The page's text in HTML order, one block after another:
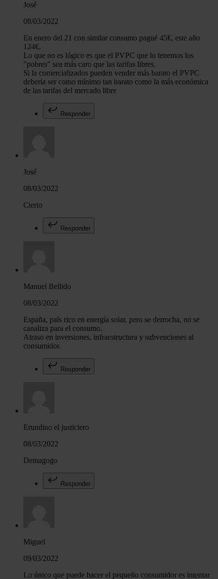
José
08/03/2022
En enero del 21 con similar consumo pagué 45€, este año
124€.
Lo que no es lógico es que el PVPC que lo tenemos los
"pobres" sea más caro que las tarifas libres.
Si la comercializados pueden vender más barato el PVPC
debería ser como mínimo tan barato como la más económica
de las tarifas del mercado libre
Responder
José
08/03/2022
Cierto
Responder
Manuel Bellido
08/03/2022
España, país rico en energía solar, pero se derrocha, no se
canaliza para el consumo.
Atraso en inversiones, infraestructura y subvenciones al
consumidor.
Responder
Erundino el justiciero
08/03/2022
Demagogo
Responder
Miguel
09/03/2022
Lo único que puede hacer el pequeño consumidor es intentar